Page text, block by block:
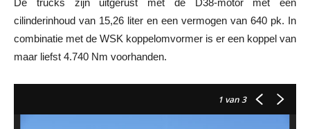
De trucks zijn uitgerust met de D38-motor met een
cilinderinhoud van 15,26 liter en een vermogen van 640 pk. In
combinatie met de WSK koppelomvormer is er een koppel van
maar liefst 4.740 Nm voorhanden.
1 van 3